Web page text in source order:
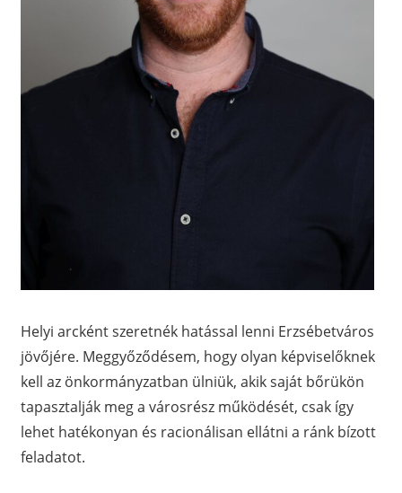
Helyi arcként szeretnék hatással lenni Erzsébetváros
jövőjére. Meggyőződésem, hogy olyan képviselőknek
kell az önkormányzatban ülniük, akik saját bőrükön
tapasztalják meg a városrész működését, csak így
lehet hatékonyan és racionálisan ellátni a ránk bízott
feladatot.